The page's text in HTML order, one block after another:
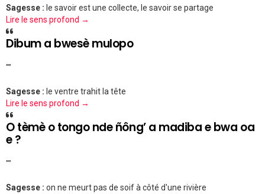
Sagesse : le savoir est une collecte, le savoir se partage
Lire le sens profond →
Dibum a bwesè mulopo
""
Sagesse : le ventre trahit la tête
Lire le sens profond →
O tèmè o tongo nde ñông’ a madiba e bwa oa
e ?
""
Sagesse : on ne meurt pas de soif à côté d'une rivière